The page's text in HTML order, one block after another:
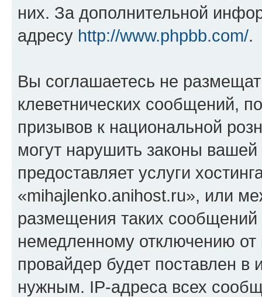
них. За дополнительной
адресу http://www.phpbb.com/.
Вы соглашаетесь не
клеветнических сообщений,
призывов к национальной
могут нарушить законы
предоставляет услуги
«mihajlenko.anihost.ru», или
размещения таких
немедленному отключению
провайдер будет поставлен в
нужным. IP-адреса всех